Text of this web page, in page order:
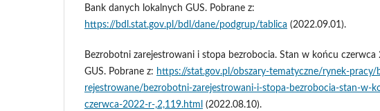
Bank danych lokalnych GUS. Pobrane z:
https://bdl.stat.gov.pl/bdl/dane/podgrup/tablica (2022.09.01).
Bezrobotni zarejestrowani i stopa bezrobocia. Stan w końcu czerwca
GUS. Pobrane z: https://stat.gov.pl/obszary-tematyczne/rynek-pracy/
rejestrowane/bezrobotni-zarejestrowani-i-stopa-bezrobocia-stan-w-
czerwca-2022-r-,2,119.html (2022.08.10).